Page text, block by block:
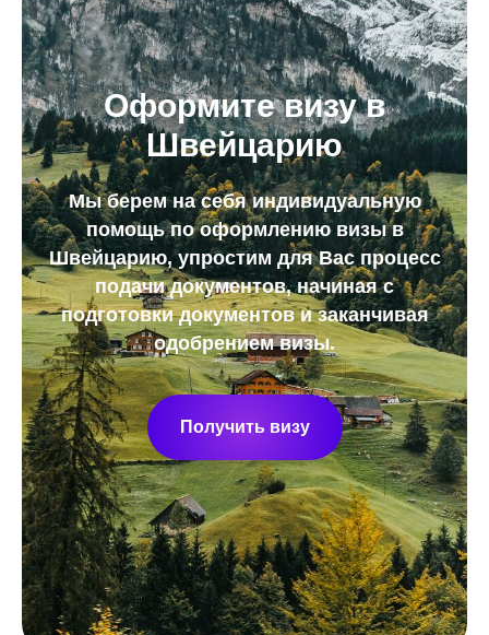
Оформите визу в
Швейцарию
Мы берем на себя индивидуальную
помощь по оформлению визы в
Швейцарию, упростим для Вас процесс
подачи документов, начиная с
подготовки документов и заканчивая
одобрением визы.
Получить визу